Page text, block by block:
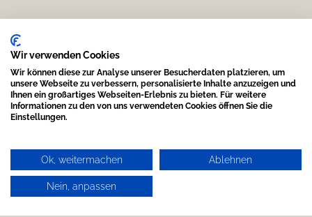
Wir verwenden Cookies
Wir können diese zur Analyse unserer Besucherdaten platzieren, um
unsere Webseite zu verbessern, personalisierte Inhalte anzuzeigen und
Ihnen ein großartiges Webseiten-Erlebnis zu bieten. Für weitere
Informationen zu den von uns verwendeten Cookies öffnen Sie die
Einstellungen.
Ok, weitermachen Ablehnen
Nein, anpassen